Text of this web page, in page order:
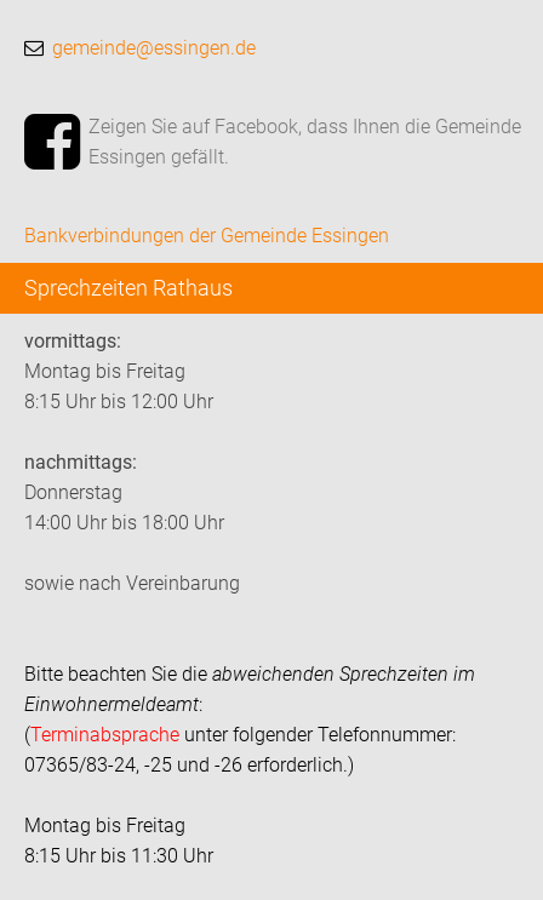
gemeinde@essingen.de
Zeigen Sie auf Facebook, dass Ihnen die Gemeinde
Essingen gefällt.
Bankverbindungen der Gemeinde Essingen
Sprechzeiten Rathaus
vormittags:
Montag bis Freitag
8:15 Uhr bis 12:00 Uhr
nachmittags:
Donnerstag
14:00 Uhr bis 18:00 Uhr
sowie nach Vereinbarung
Bitte beachten Sie die abweichenden Sprechzeiten im
Einwohnermeldeamt:
(Terminabsprache unter folgender Telefonnummer:
07365/83-24, -25 und -26 erforderlich.)
Montag bis Freitag
8:15 Uhr bis 11:30 Uhr